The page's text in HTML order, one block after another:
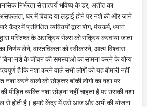
निर्भरता से तात्पर्य भविष्य के डर, अतीत का
घर में विवाद या लड़ाई होने पर नशे की और जाने
में प्रशिक्षित व्यक्तियों द्वारा योग, पंचकर्म, ध्यान
मस्तिष्क के असक्रिय सेल्स को सक्रिय करवाया जाता
लेने, वास्तविकता को स्वीकारने, आत्म-विश्वास
नशे के जीवन की समस्याओ का सामना करने के योग्य
है कि नशा करने वाले सभी लोगों को यह बीमारी नहीं
नशा करने वालो को छोड़कर बांकी लोगो का नशा पर
पीड़ित व्यक्ति नशा छोड़ना नहीं चाहता है पर उसकी नशा
से होती है। हमारे केंद्र में उसे आज और अभी की योजना